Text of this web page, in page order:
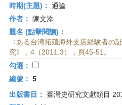
時期(主題)： 通論
作者：
陳文添
題名 (點擊閱讀)：
〈ある台湾拓殖海外支店経験者の
究》，4（2011.3），頁45-51。
勾選：
編號： 5
出版書目： 臺灣史研究文獻類目